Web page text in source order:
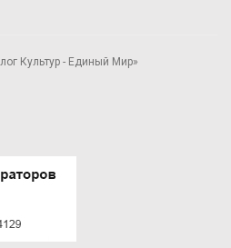
Культур - Единый Мир»